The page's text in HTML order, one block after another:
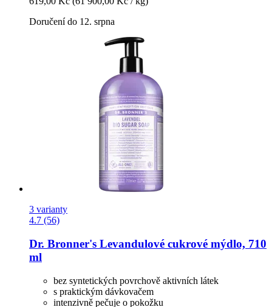
Doručení do 12. srpna
3 varianty
4.7 (56)
Dr. Bronner's Levandulové cukrové mýdlo, 710
ml
bez syntetických povrchově aktivních látek
s praktickým dávkovačem
intenzivně pečuje o pokožku